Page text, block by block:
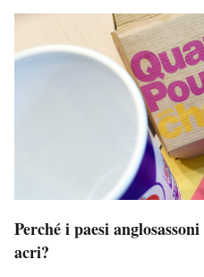
Perché i paesi
acri?